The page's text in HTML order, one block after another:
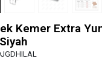
Kemer Extra